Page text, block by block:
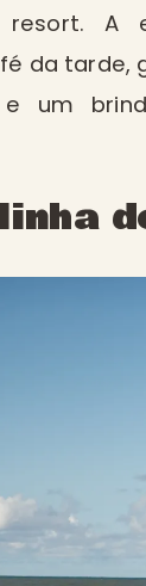
A
da tarde,
um